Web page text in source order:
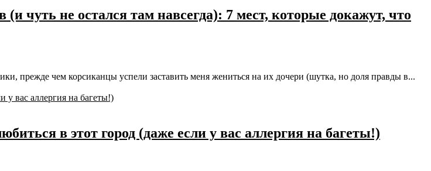
чуть не остался там навсегда): 7 мест, которые докажут, что
прежде чем корсиканцы успели заставить меня жениться на их дочери (шутка, но доля правды в...
в этот город (даже если у вас аллергия на багеты!)